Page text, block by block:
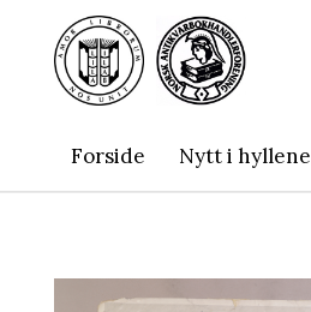
Forside Nytt i hyllene